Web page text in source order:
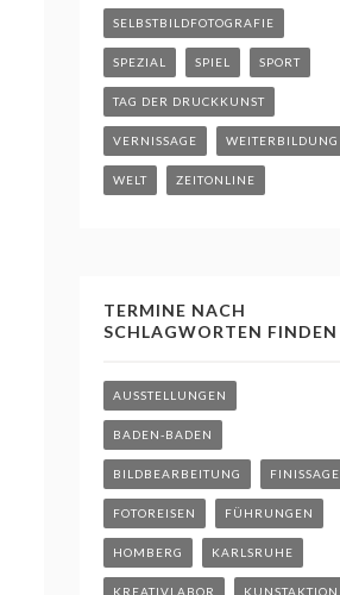
SELBSTBILDFOTOGRAFIE
SPEZIAL SPIEL SPORT
TAG DER DRUCKKUNST
VERNISSAGE WEITERBILDUNG
WELT ZEITONLINE
TERMINE NACH
SCHLAGWORTEN FINDEN
AUSSTELLUNGEN
BADEN-BADEN
BILDBEARBEITUNG FINISSAGE
FOTOREISEN FÜHRUNGEN
HOMBERG KARLSRUHE
KREATIVLABOR KUNSTAKTION